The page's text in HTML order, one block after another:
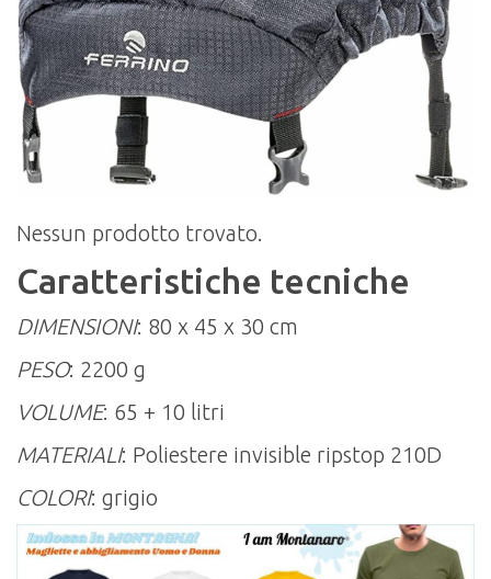
Nessun prodotto trovato.
Caratteristiche tecniche
DIMENSIONI: 80 x 45 x 30 cm
PESO: 2200 g
VOLUME: 65 + 10 litri
MATERIALI: Poliestere invisible ripstop 210D
COLORI: grigio